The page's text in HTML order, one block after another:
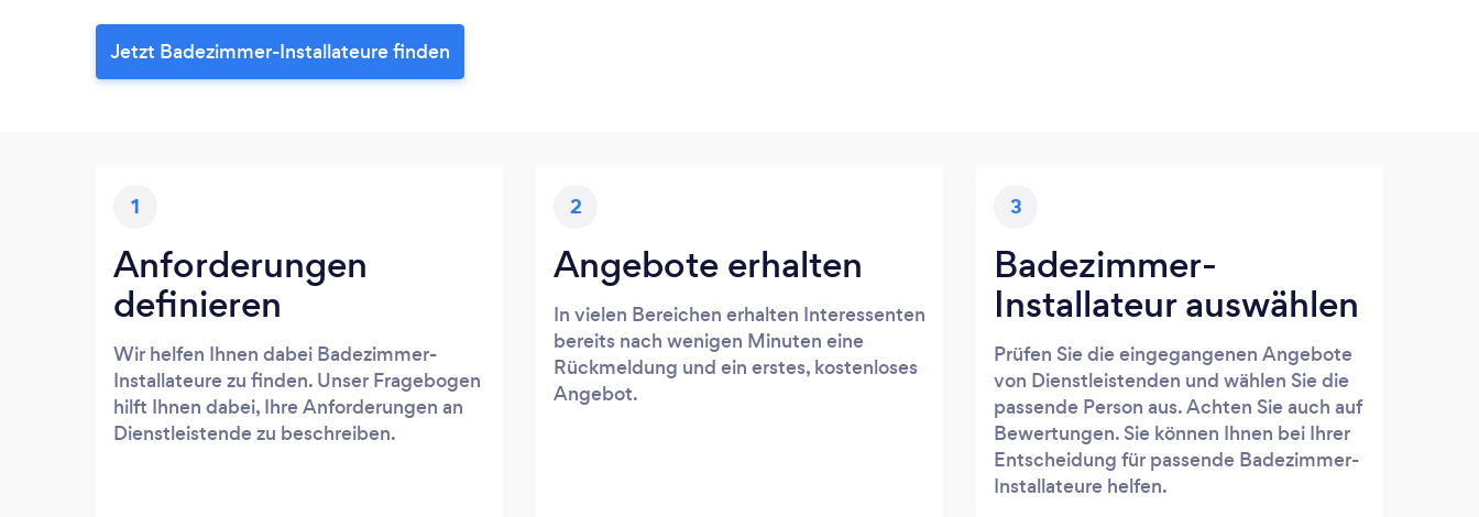
Jetzt Badezimmer-Installateure finden
1
Anforderungen
definieren
Wir helfen Ihnen dabei Badezimmer-
Installateure zu finden. Unser Fragebogen
hilft Ihnen dabei, Ihre Anforderungen an
Dienstleistende zu beschreiben.
2
Angebote erhalten
In vielen Bereichen erhalten Interessenten
bereits nach wenigen Minuten eine
Rückmeldung und ein erstes, kostenloses
Angebot.
3
Badezimmer-
Installateur auswählen
Prüfen Sie die eingegangenen Angebote
von Dienstleistenden und wählen Sie die
passende Person aus. Achten Sie auch auf
Bewertungen. Sie können Ihnen bei Ihrer
Entscheidung für passende Badezimmer-
Installateure helfen.